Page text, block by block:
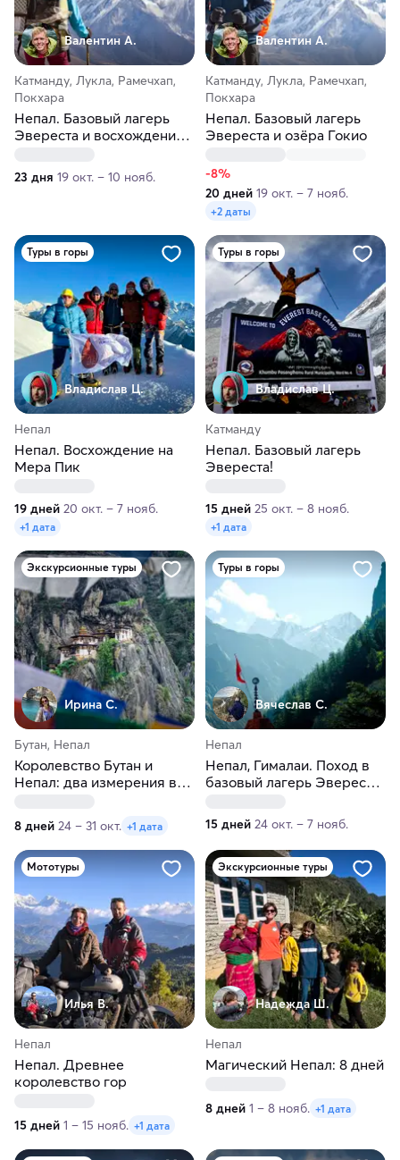
Валентин А.
Катманду, Лукла, Рамечхап,
Покхара
Непал. Базовый лагерь
Эвереста и восхождение
23 дня 19 окт. – 10 нояб.
Валентин А.
Катманду, Лукла, Рамечхап,
Покхара
Непал. Базовый лагерь
Эвереста и озёра Гокио
-8%
20 дней 19 окт. – 7 нояб.
+2 даты
Туры в горы
Владислав Ц.
Непал
Непал. Восхождение на
Мера Пик
19 дней 20 окт. – 7 нояб.
+1 дата
Туры в горы
Владислав Ц.
Катманду
Непал. Базовый лагерь
Эвереста!
15 дней 25 окт. – 8 нояб.
+1 дата
Экскурсионные туры
Ирина С.
Бутан, Непал
Королевство Бутан и
Непал: два измерения в
8 дней 24 – 31 окт. +1 дата
Туры в горы
Вячеслав С.
Непал
Непал, Гималаи. Поход в
базовый лагерь Эвереста
Патхар
15 дней 24 окт. – 7 нояб.
Мототуры
Илья В.
Непал
Непал. Древнее
королевство гор
15 дней 1 – 15 нояб. +1 дата
Экскурсионные туры
Надежда Ш.
Непал
Магический Непал: 8 дней
8 дней 1 – 8 нояб. +1 дата